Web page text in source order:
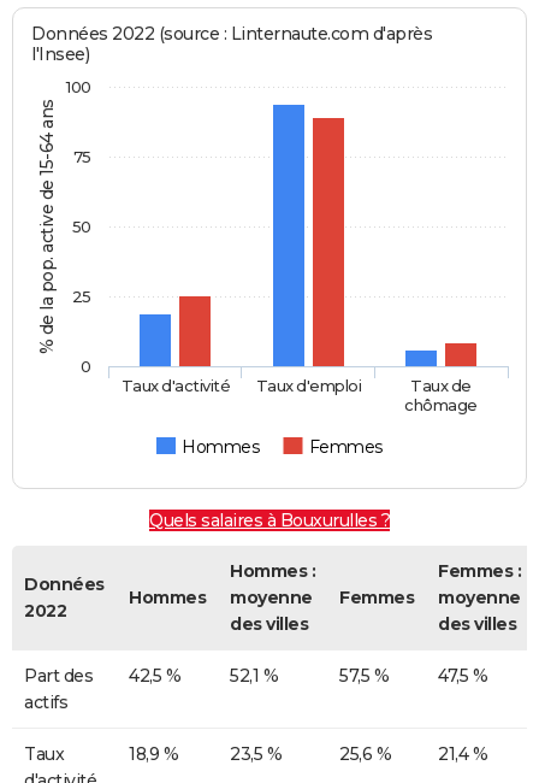
% de la pop. active de 15-64 ans
Données 2022 (source : Linternaute.com d'après
l'Insee)
Hommes Femmes
Taux d'activité Taux d'emploi
Taux de
chômage
0
25
50
75
100
Quels salaires à Bouxurulles ?
Données
2022
Hommes
Hommes :
moyenne
des villes
Femmes
Femmes :
moyenne
des villes
Part des
actifs
42,5 % 52,1 % 57,5 % 47,5 %
Taux
18,9 % 23,5 % 25,6 % 21,4 %